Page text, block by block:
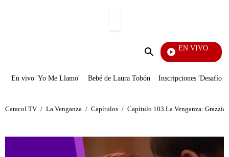
Enviar
EN VIVO
Televentas
En vivo 'Yo Me Llamo' Bebé de Laura Tobón Inscripciones 'Desafío'
Caracol TV / La Venganza / Capítulos / Capítulo 103 La Venganza: